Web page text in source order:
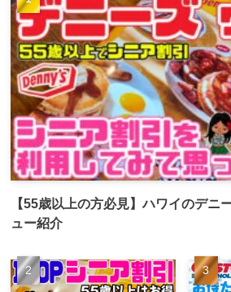
【55歳以上の方必見】ハワイのデニ
ュー紹介